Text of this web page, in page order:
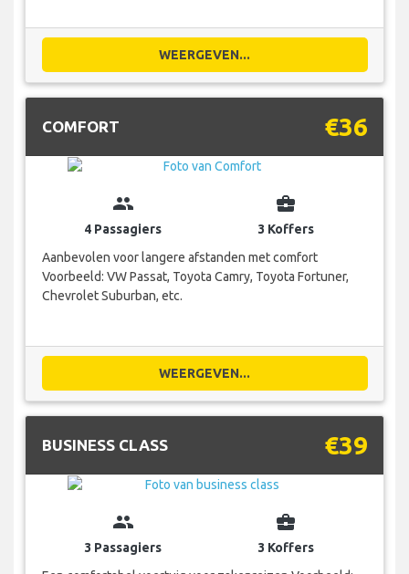
WEERGEVEN...
COMFORT €36
group
4 Passagiers
business_center
3 Koffers
Aanbevolen voor langere afstanden met comfort
Voorbeeld: VW Passat, Toyota Camry, Toyota Fortuner,
Chevrolet Suburban, etc.
WEERGEVEN...
BUSINESS CLASS €39
group
3 Passagiers
business_center
3 Koffers